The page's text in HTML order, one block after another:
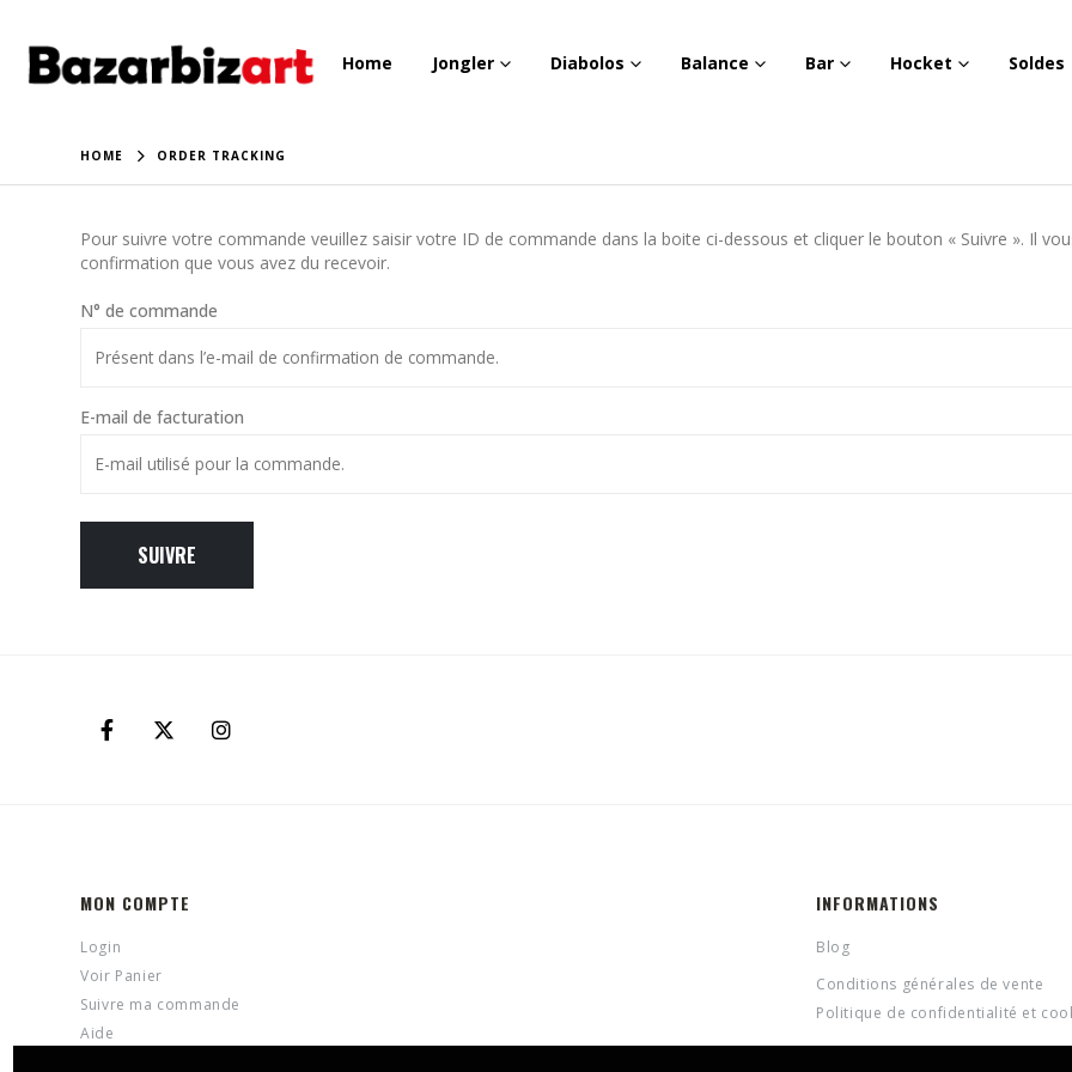
Home Jongler Diabolos Balance Bar Hocket Soldes
HOME ORDER TRACKING
Pour suivre votre commande veuillez saisir votre ID de commande dans la boite ci-dessous et cliquer le bouton « Suivre ». Il
confirmation que vous avez du recevoir.
N° de commande
E-mail de facturation
SUIVRE
MON COMPTE
Login
Voir Panier
Suivre ma commande
Aide
INFORMATIONS
Blog
Conditions générales de vente
Politique de confidentialité et